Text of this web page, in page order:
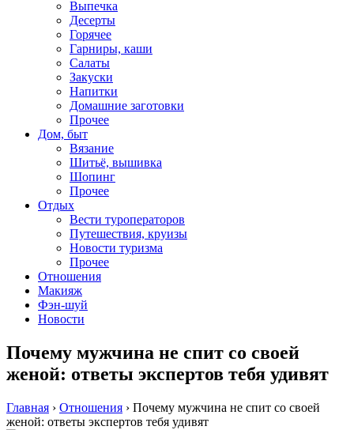
Выпечка
Десерты
Горячее
Гарниры, каши
Салаты
Закуски
Напитки
Домашние заготовки
Прочее
Дом, быт
Вязание
Шитьё, вышивка
Шопинг
Прочее
Отдых
Вести туроператоров
Путешествия, круизы
Новости туризма
Прочее
Отношения
Макияж
Фэн-шуй
Новости
Почему мужчина не спит со своей
женой: ответы экспертов тебя удивят
Главная › Отношения › Почему мужчина не спит со своей
женой: ответы экспертов тебя удивят